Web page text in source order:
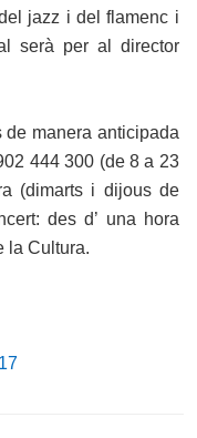
jazz i del flamenc i
serà per al director
manera anticipada
444 300 (de 8 a 23
(dimarts i dijous de
des d’ una hora
la Cultura.